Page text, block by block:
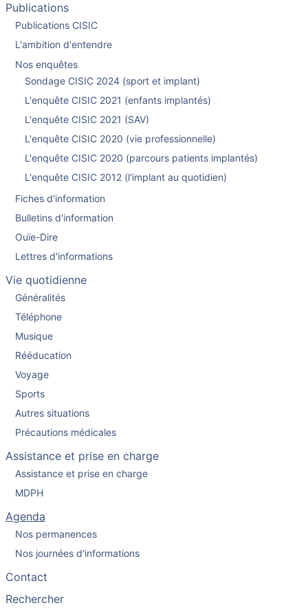
Publications
Publications CISIC
L'ambition d'entendre
Nos enquêtes
Sondage CISIC 2024 (sport et implant)
L'enquête CISIC 2021 (enfants implantés)
L'enquête CISIC 2021 (SAV)
L'enquête CISIC 2020 (vie professionnelle)
L'enquête CISIC 2020 (parcours patients implantés)
L'enquête CISIC 2012 (l'implant au quotidien)
Fiches d'information
Bulletins d'information
Ouïe-Dire
Lettres d'informations
Vie quotidienne
Généralités
Téléphone
Musique
Rééducation
Voyage
Sports
Autres situations
Précautions médicales
Assistance et prise en charge
Assistance et prise en charge
MDPH
Agenda
Nos permanences
Nos journées d'informations
Contact
Rechercher